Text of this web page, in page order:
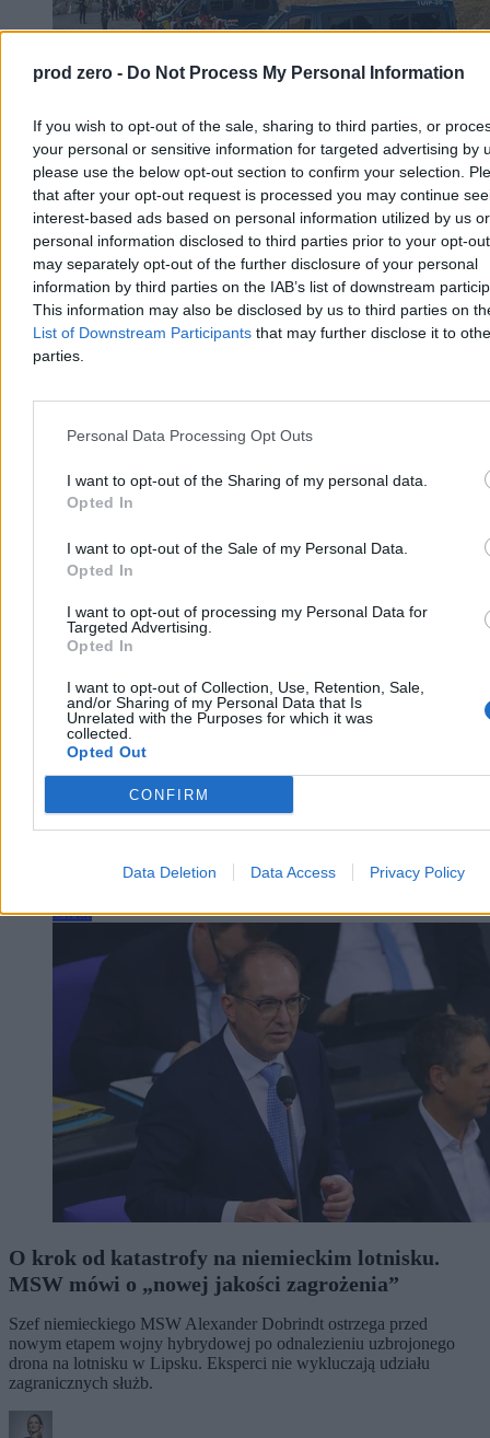
prod zero - Do Not Process My Personal Information
If you wish to opt-out of the sale, sharing to third parties, or
your personal or sensitive information for targeted advertising by
please use the below opt-out section to confirm your selection.
that after your opt-out request is processed you may continue
interest-based ads based on personal information utilized by us or
personal information disclosed to third parties prior to your opt-
may separately opt-out of the further disclosure of your personal
information by third parties on the IAB’s list of downstream
This information may also be disclosed by us to third parties on
List of Downstream Participants that may further disclose it to
parties.
Personal Data Processing Opt Outs
I want to opt-out of the Sharing of my personal data.
Opted In
I want to opt-out of the Sale of my Personal Data.
Opted In
I want to opt-out of processing my Personal Data for
Targeted Advertising.
Opted In
I want to opt-out of Collection, Use, Retention, Sale,
and/or Sharing of my Personal Data that Is
Unrelated with the Purposes for which it was
collected.
Opted Out
CONFIRM
Data Deletion Data Access Privacy Policy
Maroko rozlicza szturm na Ceutę. Są pierwsze
wyroki więzienia
Przed marokańskimi sądami rozpoczęły się procesy 86 osób
forsowaniu granicy z hiszpańską Ceutą. W sprawie zapadły już
oskarżonych zastosowano środki zapobiegawcze w postaci
Agnieszka Waś-Turecka
Dzisiaj 07:41
Reklama
Reklama
Świat
O krok od katastrofy na niemieckim lotnisku.
MSW mówi o „nowej jakości zagrożenia”
Szef niemieckiego MSW Alexander Dobrindt ostrzega przed
nowym etapem wojny hybrydowej po odnalezieniu uzbrojonego
drona na lotnisku w Lipsku. Eksperci nie wykluczają udziału
zagranicznych służb.